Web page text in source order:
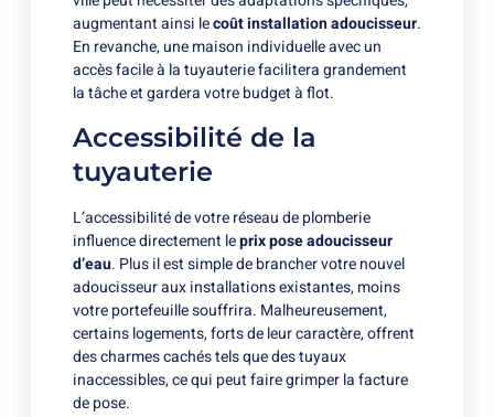
augmentant ainsi lecoût installation adoucisseur.
En revanche, une maison individuelle avec un
accès facile à la tuyauterie facilitera grandement
la tâche et gardera votre budget à flot.
Accessibilité de la
tuyauterie
L’accessibilité de votre réseau de plomberie
influence directement leprix pose adoucisseur
d’eau. Plus il est simple de brancher votre nouvel
adoucisseur aux installations existantes, moins
votre portefeuille souffrira. Malheureusement,
certains logements, forts de leur caractère, offrent
des charmes cachés tels que des tuyaux
inaccessibles, ce qui peut faire grimper la facture
de pose.